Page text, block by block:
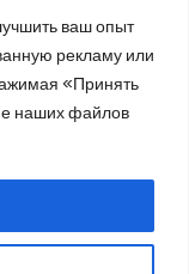
ваш опыт
рекламу или
«Принять
наших файлов